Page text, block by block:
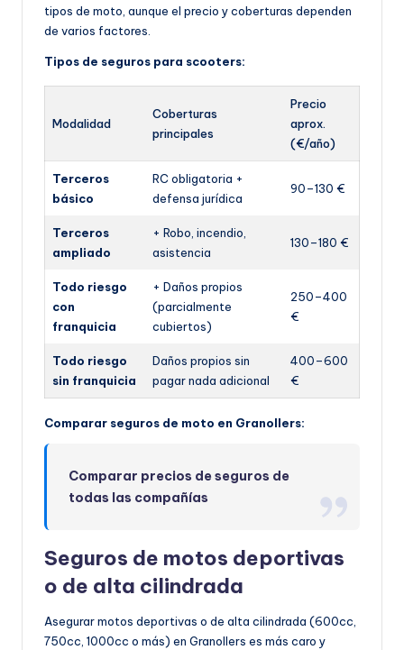
tipos de moto, aunque el precio y coberturas dependen
de varios factores.
Tipos de seguros para scooters:
Modalidad
Coberturas
principales
Precio
aprox.
(€/año)
Terceros
básico
RC obligatoria +
defensa jurídica
90–130 €
Terceros
ampliado
+ Robo, incendio,
asistencia
130–180 €
Todo riesgo
con
franquicia
+ Daños propios
(parcialmente
cubiertos)
250–400
€
Todo riesgo
sin franquicia
Daños propios sin
pagar nada adicional
400–600
€
Comparar seguros de moto en Granollers:
Comparar precios de seguros de
todas las compañías
Seguros de motos deportivas
o de alta cilindrada
Asegurar motos deportivas o de alta cilindrada (600cc,
750cc, 1000cc o más) en Granollers es más caro y